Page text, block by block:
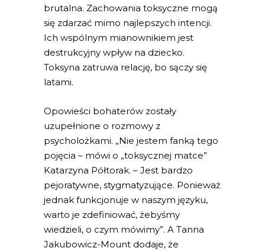
brutalna. Zachowania toksyczne mogą
się zdarzać mimo najlepszych intencji.
Ich wspólnym mianownikiem jest
destrukcyjny wpływ na dziecko.
Toksyna zatruwa relację, bo sączy się
latami.
Opowieści bohaterów zostały
uzupełnione o rozmowy z
psycholożkami. „Nie jestem fanką tego
pojęcia – mówi o „toksycznej matce”
Katarzyna Półtorak. – Jest bardzo
pejoratywne, stygmatyzujące. Ponieważ
jednak funkcjonuje w naszym języku,
warto je zdefiniować, żebyśmy
wiedzieli, o czym mówimy”. A Tanna
Jakubowicz-Mount dodaje, że